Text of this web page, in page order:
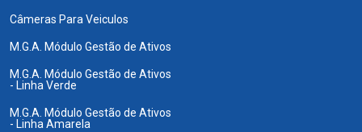
Câmeras Para Veiculos
M.G.A. Módulo Gestão de Ativos
M.G.A. Módulo Gestão de Ativos
- Linha Verde
M.G.A. Módulo Gestão de Ativos
- Linha Amarela